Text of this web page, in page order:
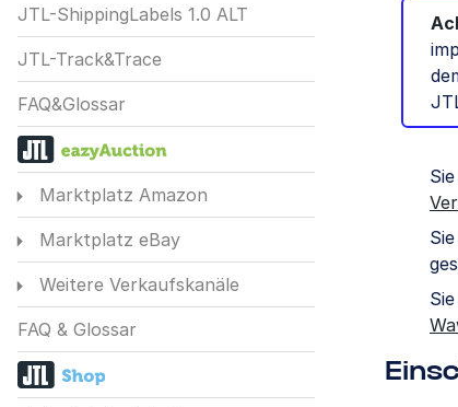
JTL-ShippingLabels 1.0 ALT
JTL-Track&Trace
FAQ&Glossar
Marktplatz Amazon
Marktplatz eBay
Weitere Verkaufskanäle
FAQ & Glossar